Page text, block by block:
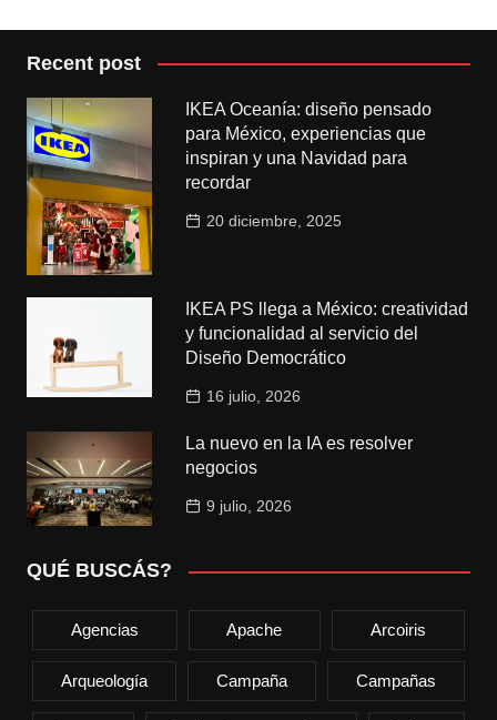
Recent post
IKEA Oceanía: diseño pensado
para México, experiencias que
inspiran y una Navidad para
recordar
20 diciembre, 2025
IKEA PS llega a México: creatividad
y funcionalidad al servicio del
Diseño Democrático
16 julio, 2026
La nuevo en la IA es resolver
negocios
9 julio, 2026
QUÉ BUSCÁS?
Agencias Apache Arcoiris
Arqueología Campaña Campañas